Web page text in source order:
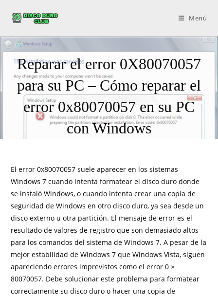
Menú
Reparar el error 0X80070057
para su PC – Cómo reparar el
error 0x80070057 en su PC
con Windows
El error 0x80070057 suele aparecer en los sistemas
Windows 7 cuando intenta formatear el disco duro donde
se instaló Windows, o cuando intenta crear una copia de
seguridad de Windows en otro disco duro, ya sea desde un
disco externo u otra partición. El mensaje de error es el
resultado de valores de registro que son demasiado altos
para los comandos del sistema de Windows 7. A pesar de la
mejor estabilidad de Windows 7 que Windows Vista, siguen
apareciendo errores imprevistos como el error 0 ×
80070057. Debe solucionar este problema para formatear
correctamente su disco duro o hacer una copia de